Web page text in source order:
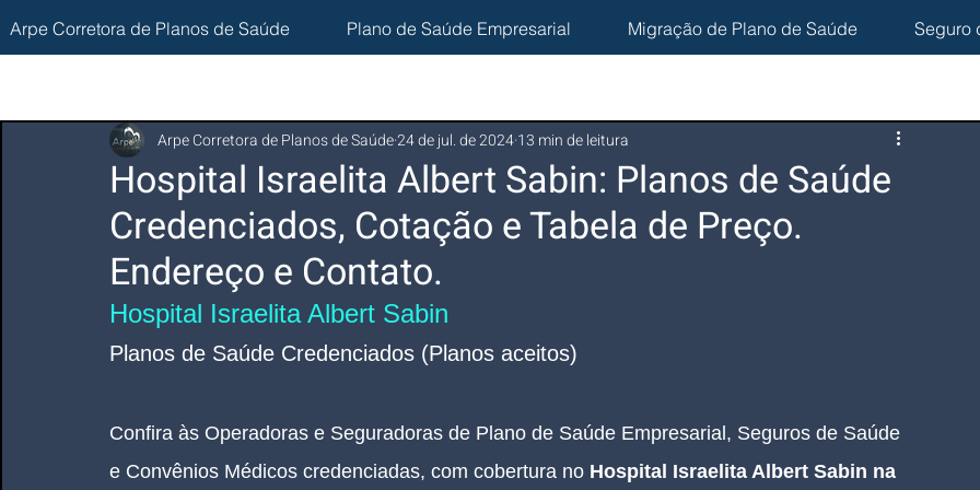
Arpe Corretora de Planos de Saúde Plano de Saúde Empresarial Migração de Plano de Saúde Seguro
Hospital Israelita Albert Sabin: Planos de Saúde
Credenciados, Cotação e Tabela de Preço.
Endereço e Contato.
Arpe Corretora de Planos de Saúde24 de jul. de 202413 min de leitura
Hospital Israelita Albert Sabin
Planos de Saúde Credenciados (Planos aceitos)
Confira às Operadoras e Seguradoras de Plano de Saúde Empresarial, Seguros de Saúde
e Convênios Médicos credenciadas, com cobertura no Hospital Israelita Albert Sabin na